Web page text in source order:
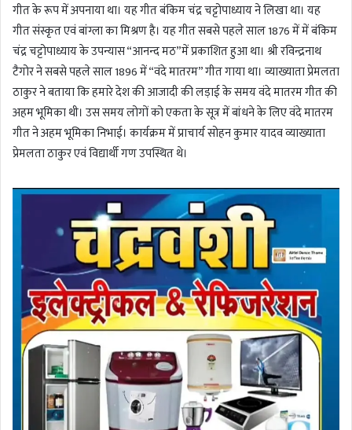
गीत के रूप में अपनाया था। यह गीत बंकिम चंद्र चट्टोपाध्याय ने लिखा था। यह
गीत संस्कृत एवं बांग्ला का मिश्रण है। यह गीत सबसे पहले साल 1876 में में बंकिम
चंद्र चट्टोपाध्याय के उपन्यास “आनन्द मठ”में प्रकाशित हुआ था। श्री रविन्द्रनाथ
टैगोर ने सबसे पहले साल 1896 में “वंदे मातरम” गीत गाया था। व्याख्याता प्रेमलता
ठाकुर ने बताया कि हमारे देश की आजादी की लड़ाई के समय वंदे मातरम गीत की
अहम भूमिका थी। उस समय लोगों को एकता के सूत्र में बांधने के लिए वंदे मातरम
गीत ने अहम भूमिका निभाई। कार्यक्रम में प्राचार्य सोहन कुमार यादव व्याख्याता
प्रेमलता ठाकुर एवं विद्यार्थी गण उपस्थित थे।